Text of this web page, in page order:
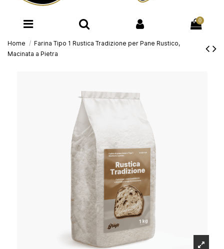
0
Home
Farina Tipo 1 Rustica Tradizione per Pane Rustico,
Macinata a Pietra